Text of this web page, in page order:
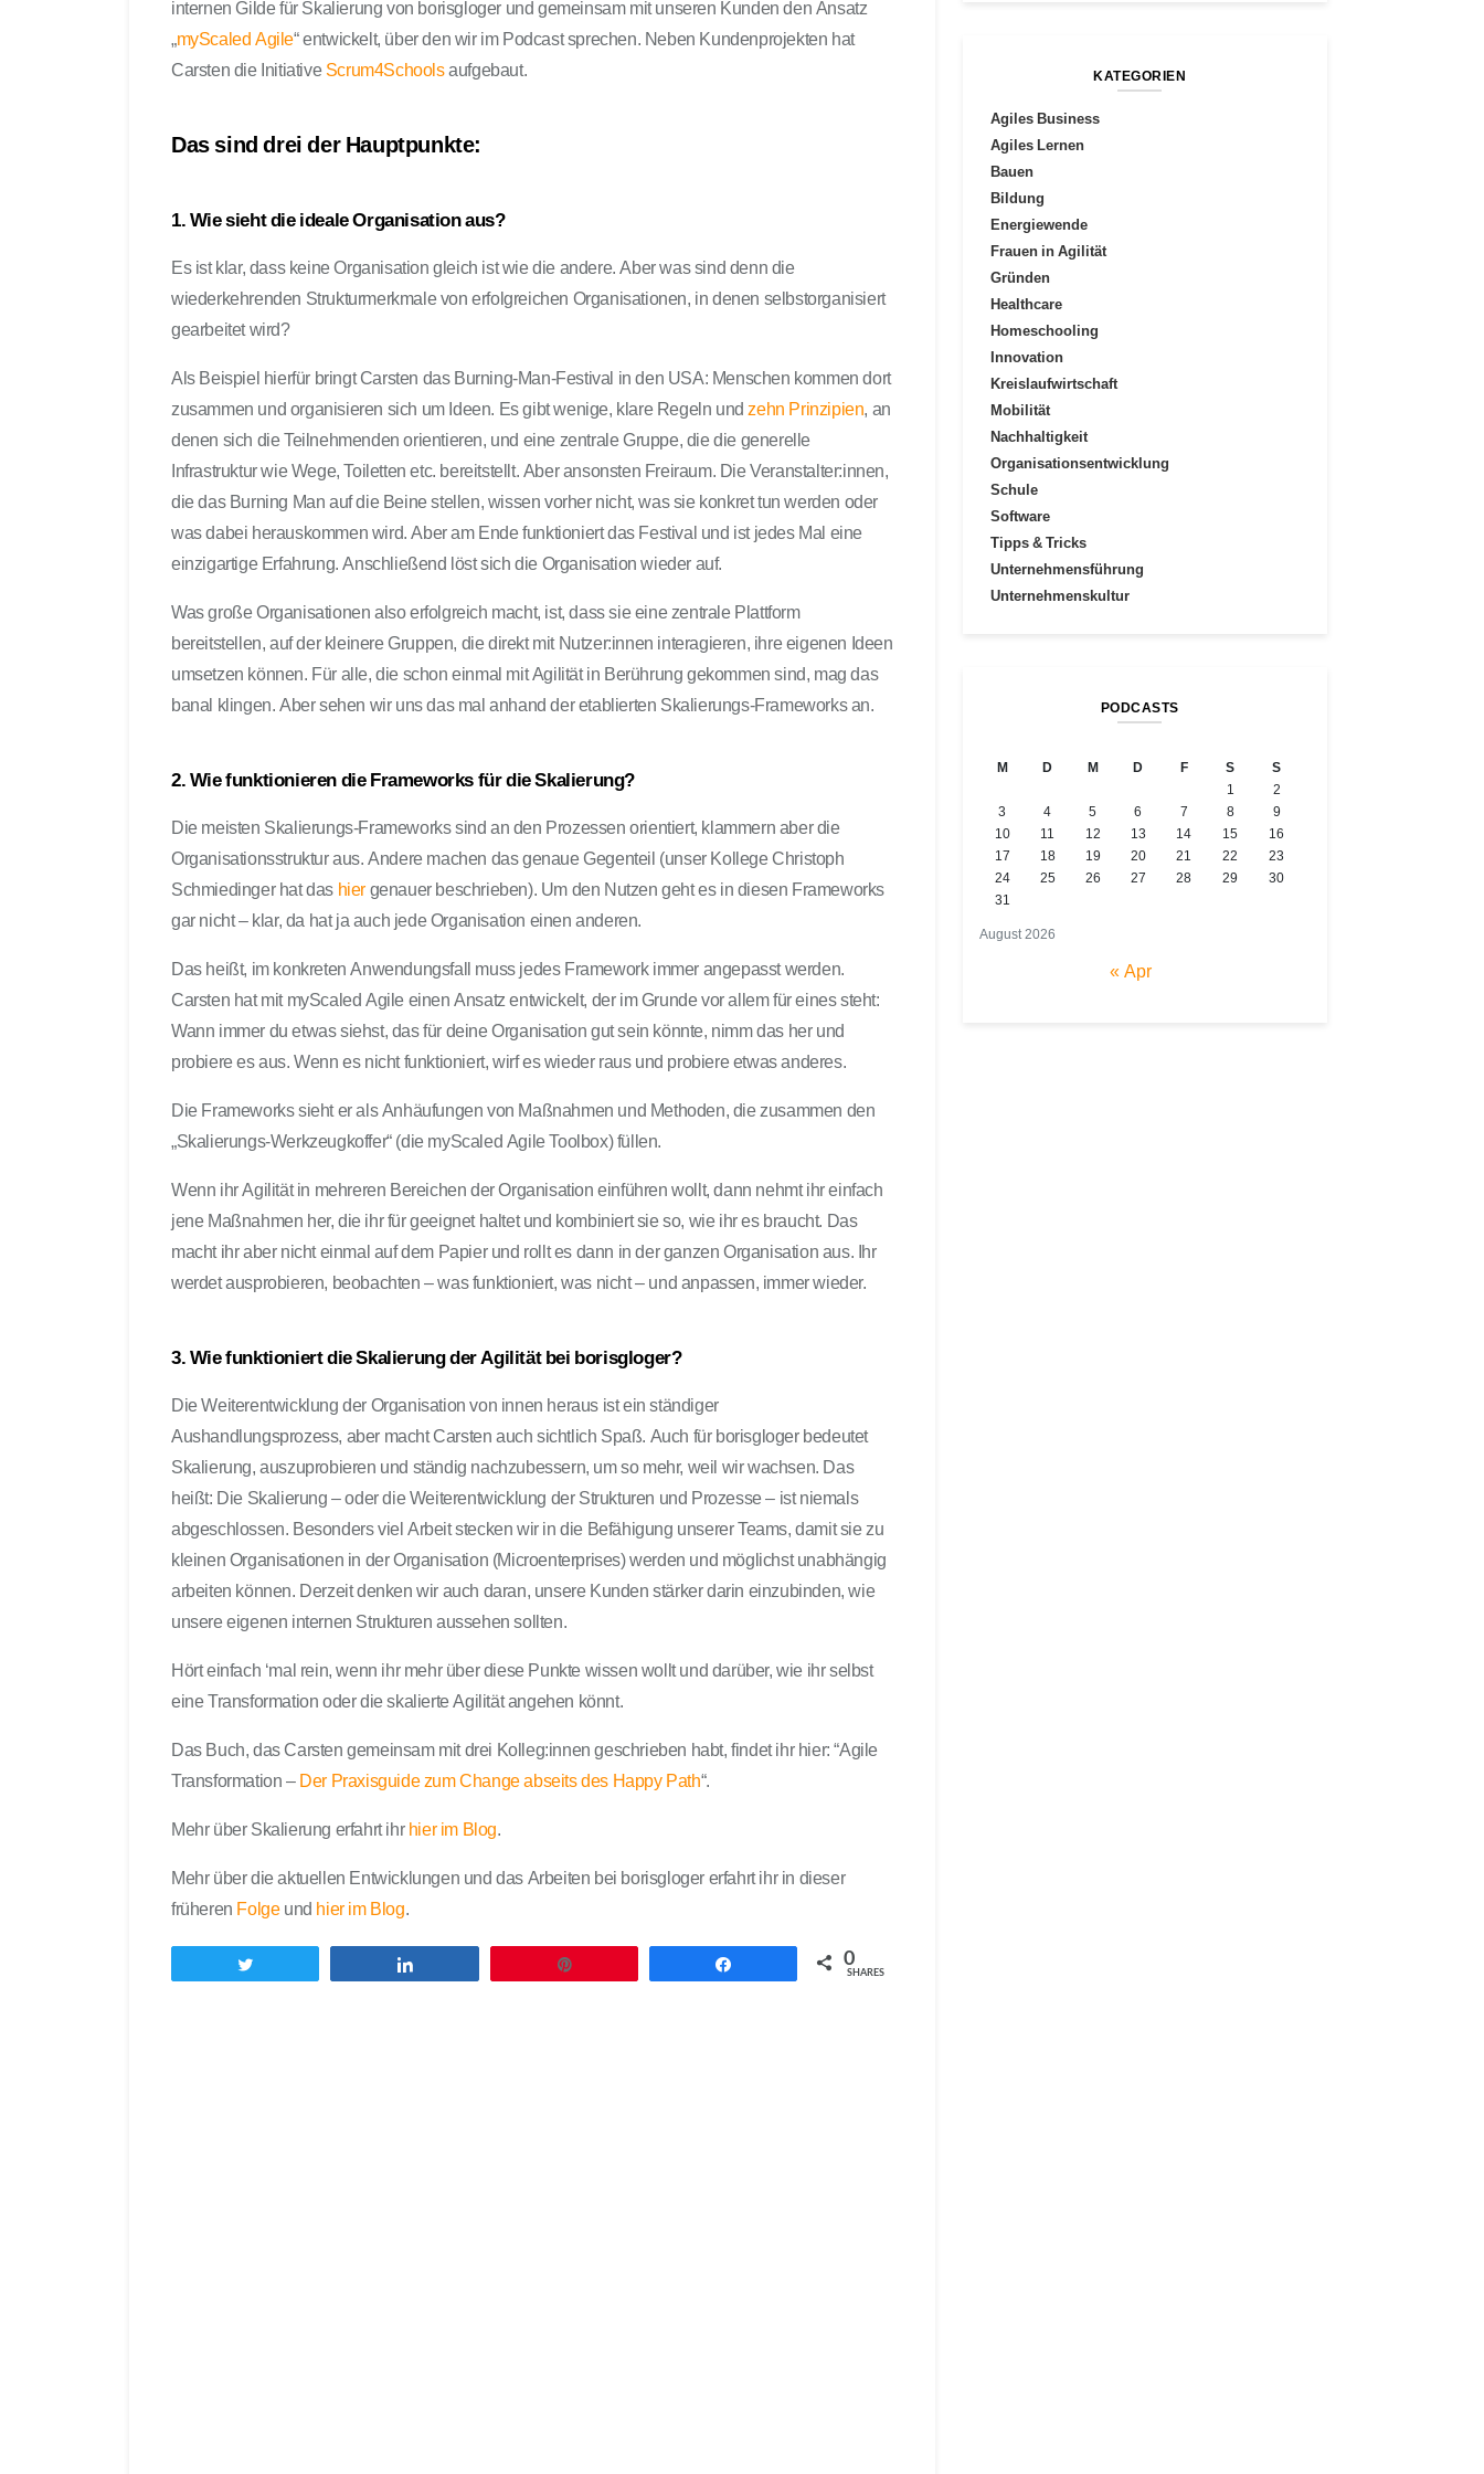
t
e
,
d
i
u
t
r
k
g
e
l
internen Gilde für Skalierung von borisgloger und gemeinsam mit unseren Kunden den Ansatz
„myScaled Agile“ entwickelt, über den wir im Podcast sprechen. Neben Kundenprojekten hat
Carsten die InitiativeScrum4Schoolsaufgebaut.
Das sind drei der Hauptpunkte:
1. Wie sieht die ideale Organisation aus?
Es ist klar, dass keine Organisation gleich ist wie die andere. Aber was sind denn die
wiederkehrenden Strukturmerkmale von erfolgreichen Organisationen, in denen selbstorganisiert
gearbeitet wird?
Als Beispiel hierfür bringt Carsten das Burning-Man-Festival in den USA: Menschen kommen dort
zusammen und organisieren sich um Ideen. Es gibt wenige, klare Regeln undzehn Prinzipien, an
denen sich die Teilnehmenden orientieren, und eine zentrale Gruppe, die die generelle
Infrastruktur wie Wege, Toiletten etc. bereitstellt. Aber ansonsten Freiraum. Die Veranstalter:innen,
die das Burning Man auf die Beine stellen, wissen vorher nicht, was sie konkret tun werden oder
was dabei herauskommen wird. Aber am Ende funktioniert das Festival und ist jedes Mal eine
einzigartige Erfahrung. Anschließend löst sich die Organisation wieder auf.
Was große Organisationen also erfolgreich macht, ist, dass sie eine zentrale Plattform
bereitstellen, auf der kleinere Gruppen, die direkt mit Nutzer:innen interagieren, ihre eigenen Ideen
umsetzen können. Für alle, die schon einmal mit Agilität in Berührung gekommen sind, mag das
banal klingen. Aber sehen wir uns das mal anhand der etablierten Skalierungs-Frameworks an.
2. Wie funktionieren die Frameworks für die Skalierung?
Die meisten Skalierungs-Frameworks sind an den Prozessen orientiert, klammern aber die
Organisationsstruktur aus. Andere machen das genaue Gegenteil (unser Kollege Christoph
Schmiedinger hat das hiergenauer beschrieben). Um den Nutzen geht es in diesen Frameworks
gar nicht – klar, da hat ja auch jede Organisation einen anderen.
Das heißt, im konkreten Anwendungsfall muss jedes Framework immer angepasst werden.
Carsten hat mit myScaled Agile einen Ansatz entwickelt, der im Grunde vor allem für eines steht:
Wann immer du etwas siehst, das für deine Organisation gut sein könnte, nimm das her und
probiere es aus. Wenn es nicht funktioniert, wirf es wieder raus und probiere etwas anderes.
Die Frameworks sieht er als Anhäufungen von Maßnahmen und Methoden, die zusammen den
„Skalierungs-Werkzeugkoffer“ (die myScaled Agile Toolbox) füllen.
Wenn ihr Agilität in mehreren Bereichen der Organisation einführen wollt, dann nehmt ihr einfach
jene Maßnahmen her, die ihr für geeignet haltet und kombiniert sie so, wie ihr es braucht. Das
macht ihr aber nicht einmal auf dem Papier und rollt es dann in der ganzen Organisation aus. Ihr
werdet ausprobieren, beobachten – was funktioniert, was nicht – und anpassen, immer wieder.
3. Wie funktioniert die Skalierung der Agilität bei borisgloger?
Die Weiterentwicklung der Organisation von innen heraus ist ein ständiger
Aushandlungsprozess, aber macht Carsten auch sichtlich Spaß. Auch für borisgloger bedeutet
Skalierung, auszuprobieren und ständig nachzubessern, um so mehr, weil wir wachsen. Das
heißt: Die Skalierung – oder die Weiterentwicklung der Strukturen und Prozesse – ist niemals
abgeschlossen. Besonders viel Arbeit stecken wir in die Befähigung unserer Teams, damit sie zu
kleinen Organisationen in der Organisation (Microenterprises) werden und möglichst unabhängig
arbeiten können. Derzeit denken wir auch daran, unsere Kunden stärker darin einzubinden, wie
unsere eigenen internen Strukturen aussehen sollten.
Hört einfach ‘mal rein, wenn ihr mehr über diese Punkte wissen wollt und darüber, wie ihr selbst
eine Transformation oder die skalierte Agilität angehen könnt.
Das Buch, das Carsten gemeinsam mit drei Kolleg:innen geschrieben habt, findet ihr hier: “Agile
Transformation –Der Praxisguide zum Change abseits des Happy Path“.
Mehr über Skalierung erfahrt ihrhier im Blog.
Mehr über die aktuellen Entwicklungen und das Arbeiten bei borisgloger erfahrt ihr in dieser
früheren Folgeund hier im Blog.
0
SHARES
KATEGORIEN
Agiles Business
Agiles Lernen
Bauen
Bildung
Energiewende
Frauen in Agilität
Gründen
Healthcare
Homeschooling
Innovation
Kreislaufwirtschaft
Mobilität
Nachhaltigkeit
Organisationsentwicklung
Schule
Software
Tipps & Tricks
Unternehmensführung
Unternehmenskultur
PODCASTS
August 2026
M D M D F S
S
1
2
3
4 5 6 7 8
9
10
11 12 13 14 15
16
17
18 19 20 21 22
23
24
25 26 27 28 29
30
31
« Apr